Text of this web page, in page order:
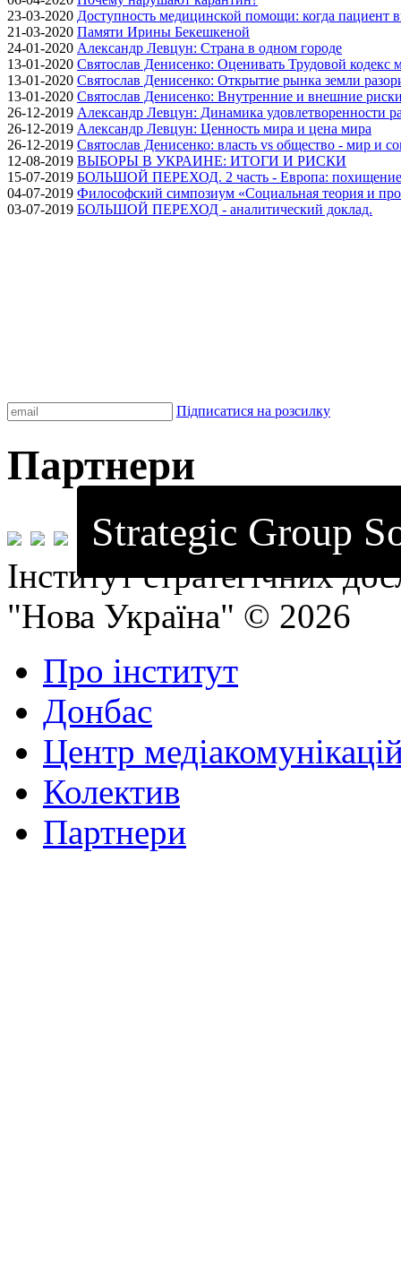
23-03-2020 Доступность медицинской помощи: когда пациент
21-03-2020 Памяти Ирины Бекешкеной
24-01-2020 Александр Левцун: Страна в одном городе
13-01-2020 Святослав Денисенко: Оценивать Трудовой кодекс
13-01-2020 Святослав Денисенко: Открытие рынка земли
13-01-2020 Святослав Денисенко: Внутренние и внешние
26-12-2019 Александр Левцун: Динамика удовлетворенности
26-12-2019 Александр Левцун: Ценность мира и цена мира
26-12-2019 Святослав Денисенко: власть vs общество - мир и
12-08-2019 ВЫБОРЫ В УКРАИНЕ: ИТОГИ И РИСКИ
15-07-2019 БОЛЬШОЙ ПЕРЕХОД. 2 часть - Европа: похищение
04-07-2019 Философский симпозиум «Социальная теория и
03-07-2019 БОЛЬШОЙ ПЕРЕХОД - аналитический доклад.
Підписатися на розсилку
Партнери
Strategic Group
Інститут стратегічних
"Нова Україна" © 2026
Про інститут
Донбас
Центр
Колектив
Партнери